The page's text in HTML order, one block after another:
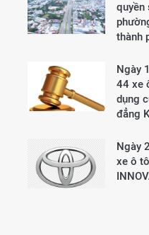
quyền
thành
Ngày
44 xe
dụng
đẳng
Ngày
xe ô